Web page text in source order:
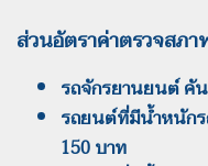
ส่วนอัตราค่าตรวจสภ
รถจักรยานยนต์ คั
รถยนต์ที่มีน้ำหนักร
150 บาท